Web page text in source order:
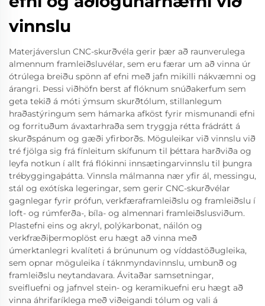
vinnslu
Materjáverslun CNC-skurðvéla gerir þær að raunverulega
almennum framleiðsluvélar, sem eru færar um að vinna úr
ótrúlega breiðu spönn af efni með jafn mikilli nákvæmni og
árangri. Þessi viðhöfn berst af flóknum snúðakerfum sem
geta tekið á móti ýmsum skurðtólum, stillanlegum
hraðastýringum sem hámarka afköst fyrir mismunandi efni
og forrituðum ávaxtarhraða sem tryggja rétta frádrátt á
skurðspánum og gæði yfirborðs. Möguleikar við vinnslu við
tré fjölga sig frá fínleitum skífunum til þéttara harðviða og
leyfa notkun í allt frá flókinni innsætingarvinnslu til þungra
trébyggingaþátta. Vinnsla málmanna nær yfir ál, messingu,
stál og exótíska legeringar, sem gerir CNC-skurðvélar
gagnlegar fyrir prófun, verkfæraframleiðslu og framleiðslu í
loft- og rúmferða-, bíla- og almennari framleiðslusviðum.
Plastefni eins og akryl, polýkarbonat, náilón og
verkfræðiþermoplöst eru hægt að vinna með
úmerktanlegri kvalíteti á brúnunum og víddastöðugleika,
sem opnar möguleika í táknmyndavinnslu, umbunð og
framleiðslu neytandavara. Ávitaðar samsetningar,
sveifluefni og jafnvel stein- og keramikuefni eru hægt að
vinna áhrifaríklega með viðeigandi tólum og vali á